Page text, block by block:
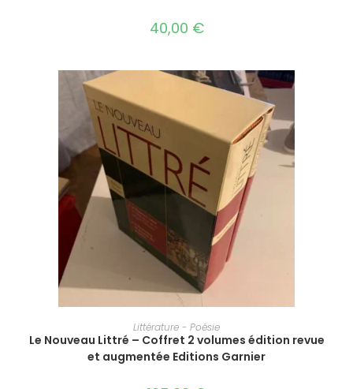
40,00 €
AJOUTER AU PANIER
Littérature - Poésie
Le Nouveau Littré – Coffret 2 volumes édition revue
et augmentée Editions Garnier